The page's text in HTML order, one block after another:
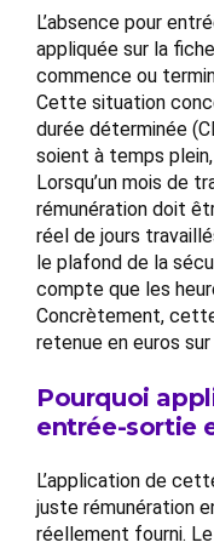
L’absence pour
appliquée sur la
commence ou
Cette situation
durée déterminée
soient à temps
Lorsqu’un mois de
rémunération doit
réel de jours
le plafond de la
compte que les
Concrètement,
retenue en euros
Pourquoi
entrée-sortie
L’application de
juste rémunération
réellement fourni.